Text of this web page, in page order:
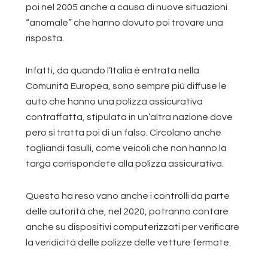
poi nel 2005 anche a causa di nuove situazioni
“anomale” che hanno dovuto poi trovare una
risposta.
Infatti, da quando l’Italia è entrata nella
Comunità Europea, sono sempre più diffuse le
auto che hanno una polizza assicurativa
contraffatta, stipulata in un’altra nazione dove
pero si tratta poi di un falso. Circolano anche
tagliandi fasulli, come veicoli che non hanno la
targa corrispondete alla polizza assicurativa.
Questo ha reso vano anche i controlli da parte
delle autorità che, nel 2020, potranno contare
anche su dispositivi computerizzati per verificare
la veridicità delle polizze delle vetture fermate.